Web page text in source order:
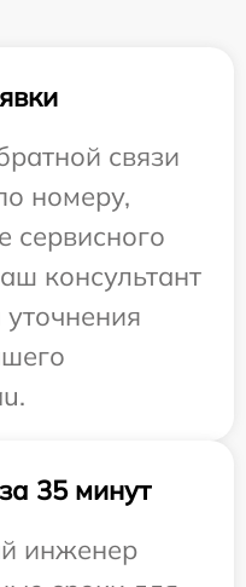
связи
номеру,
сервисного
консультант
35 минут
инженер